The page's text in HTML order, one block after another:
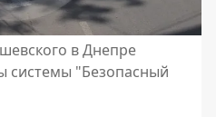
в Днепре
системы "Безопасный